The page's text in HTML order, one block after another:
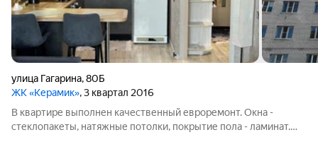
улица Гагарина,80Б
ЖК «Керамик», 3 квартал 2016
В квартире выполнен качественный евроремонт. Окна -
стеклопакеты, натяжные потолки, покрытие пола - ламинат.